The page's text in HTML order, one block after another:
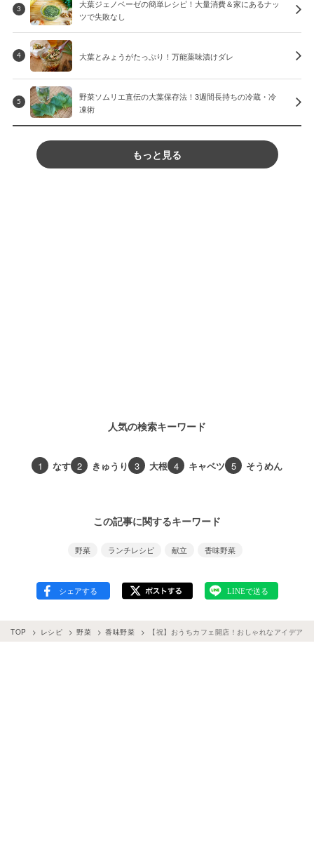
3
大葉ジェノベーゼの簡単レシピ！大量消費＆家にあるナッ
ツで失敗なし
4 大葉とみょうがたっぷり！万能薬味漬けダレ
5
野菜ソムリエ直伝の大葉保存法！3週間長持ちの冷蔵・冷
凍術
もっと見る
人気の検索キーワード
1 なす 2 きゅうり 3 大根 4 キャベツ 5 そうめん
この記事に関するキーワード
野菜 ランチレシピ 献立 香味野菜
TOP レシピ 野菜 香味野菜 【祝】おうちカフェ開店！おしゃれなアイデアレ